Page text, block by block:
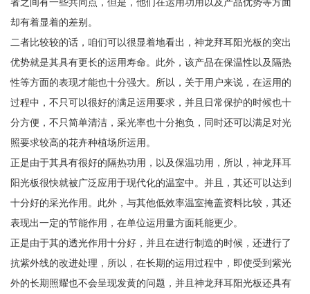
却有着显着的差别。
二者比较较的话，咱们可以很显着地看出，神龙拜耳阳光板的突出
优势就是其具有更长的运用寿命。此外，该产品在保温性以及隔热
性等方面的表现才能也十分强大。所以，关于用户来说，在运用的
过程中，不只可以很好的满足运用要求，并且日常保护的时候也十
分方便，不只简单清洁，采光率也十分抱负，同时还可以满足对光
照要求较高的花卉种植场所运用。
正是由于其具有很好的隔热功用，以及保温功用，所以，神龙拜耳
阳光板很快就被广泛应用于现代化的温室中。并且，其还可以达到
十分好的采光作用。此外，与其他低效率温室掩盖资料比较，其还
表现出一定的节能作用，在单位运用量方面耗能更少。
正是由于其的透光作用十分好，并且在进行制造的时候，还进行了
抗紫外线的改进处理，所以，在长期的运用过程中，即使受到紫光
外的长期照耀也不会呈现发黄的问题，并且神龙拜耳阳光板还具有